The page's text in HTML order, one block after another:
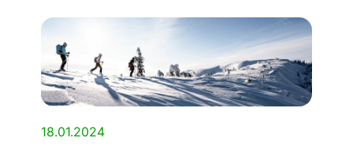
18.01.2024